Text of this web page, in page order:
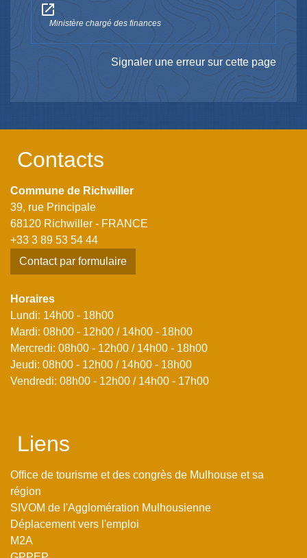
open_in_new
Ministère chargé des finances
Signaler une erreur sur cette page
Contacts
Commune de Richwiller
39, rue Principale
68120 Richwiller - FRANCE
+33 3 89 53 54 44
Contact par formulaire
Horaires
Lundi: 14h00 - 18h00
Mardi: 08h00 - 12h00 / 14h00 - 18h00
Mercredi: 08h00 - 12h00 / 14h00 - 18h00
Jeudi: 08h00 - 12h00 / 14h00 - 18h00
Vendredi: 08h00 - 12h00 / 14h00 - 17h00
Liens
Office de tourisme et des congrès de Mulhouse et sa
région
SIVOM de l'Agglomération Mulhousienne
Déplacement vers l'emploi
M2A